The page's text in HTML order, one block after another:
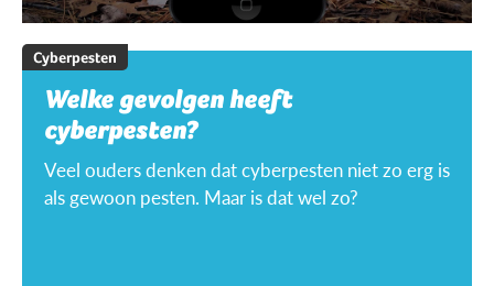
Cyberpesten
Welke gevolgen heeft
cyberpesten?
Veel ouders denken dat cyberpesten niet zo erg is
als gewoon pesten. Maar is dat wel zo?